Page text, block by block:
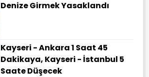
Denize Girmek Yasaklandı
Kayseri - Ankara 1 Saat 45
Dakikaya, Kayseri - İstanbul 5
Saate Düşecek